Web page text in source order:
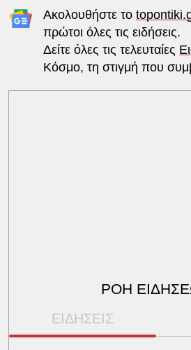
Ακολουθήστε το
πρώτοι όλες τις ειδήσεις.
Δείτε όλες τις τελευταίες
Κόσμο, τη στιγμή που
ΡΟΗ
ΕΙΔΗΣΕΙΣ